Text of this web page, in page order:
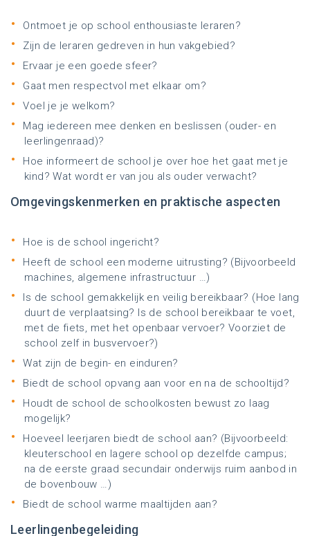
Ontmoet je op school enthousiaste leraren?
Zijn de leraren gedreven in hun vakgebied?
Ervaar je een goede sfeer?
Gaat men respectvol met elkaar om?
Voel je je welkom?
Mag iedereen mee denken en beslissen (ouder- en
leerlingenraad)?
Hoe informeert de school je over hoe het gaat met je
kind? Wat wordt er van jou als ouder verwacht?
Omgevingskenmerken en praktische aspecten
Hoe is de school ingericht?
Heeft de school een moderne uitrusting? (Bijvoorbeeld
machines, algemene infrastructuur …)
Is de school gemakkelijk en veilig bereikbaar? (Hoe lang
duurt de verplaatsing? Is de school bereikbaar te voet,
met de fiets, met het openbaar vervoer? Voorziet de
school zelf in busvervoer?)
Wat zijn de begin- en einduren?
Biedt de school opvang aan voor en na de schooltijd?
Houdt de school de schoolkosten bewust zo laag
mogelijk?
Hoeveel leerjaren biedt de school aan? (Bijvoorbeeld:
kleuterschool en lagere school op dezelfde campus;
na de eerste graad secundair onderwijs ruim aanbod in
de bovenbouw …)
Biedt de school warme maaltijden aan?
Leerlingenbegeleiding